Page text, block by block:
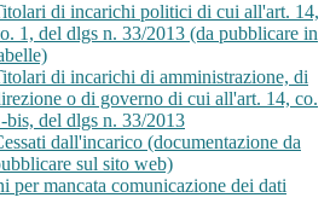
di incarichi politici di cui all'art. 14,
1, del dlgs n. 33/2013 (da pubblicare in
di incarichi di amministrazione, di
o di governo di cui all'art. 14, co.
bis, del dlgs n. 33/2013
dall'incarico (documentazione da
sul sito web)
per mancata comunicazione dei dati